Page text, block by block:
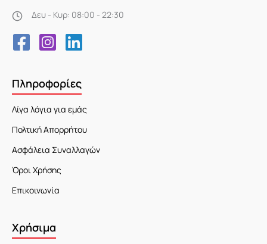
Δευ - Κυρ: 08:00 - 22:30
Πληροφορίες
Λίγα λόγια για εμάς
Πολτική Απορρήτου
Ασφάλεια Συναλλαγών
Όροι Χρήσης
Επικοινωνία
Χρήσιμα